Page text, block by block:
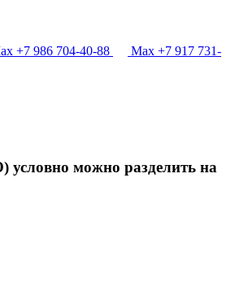
+7 986 704-40-88
Max +7 917 731-
условно можно разделить на